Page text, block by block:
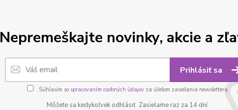
Nepremeškajte novinky, akcie a
Prihlásiť sa
Súhlasím so spracovaním osobných údajovza účelom zasielania newslettera.
Môžete sa kedykoľvek odhlásiť. Zasielame raz za 14 dní.